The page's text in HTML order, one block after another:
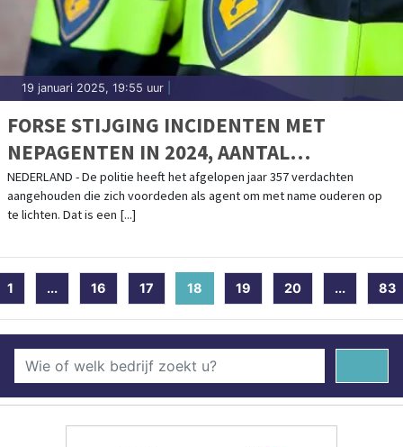
19 januari 2025, 19:55 uur
FORSE STIJGING INCIDENTEN MET
NEPAGENTEN IN 2024, AANTAL
AANHOUDINGEN VERDUBBELD
NEDERLAND - De politie heeft het afgelopen jaar 357 verdachten
aangehouden die zich voordeden als agent om met name ouderen op
te lichten. Dat is een [...]
1 ... 16 17 18 (current)
19 20 ... 83